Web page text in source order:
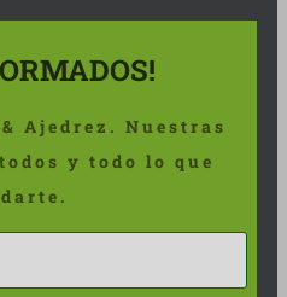
Ajedrez. Nuestras
y todo lo que